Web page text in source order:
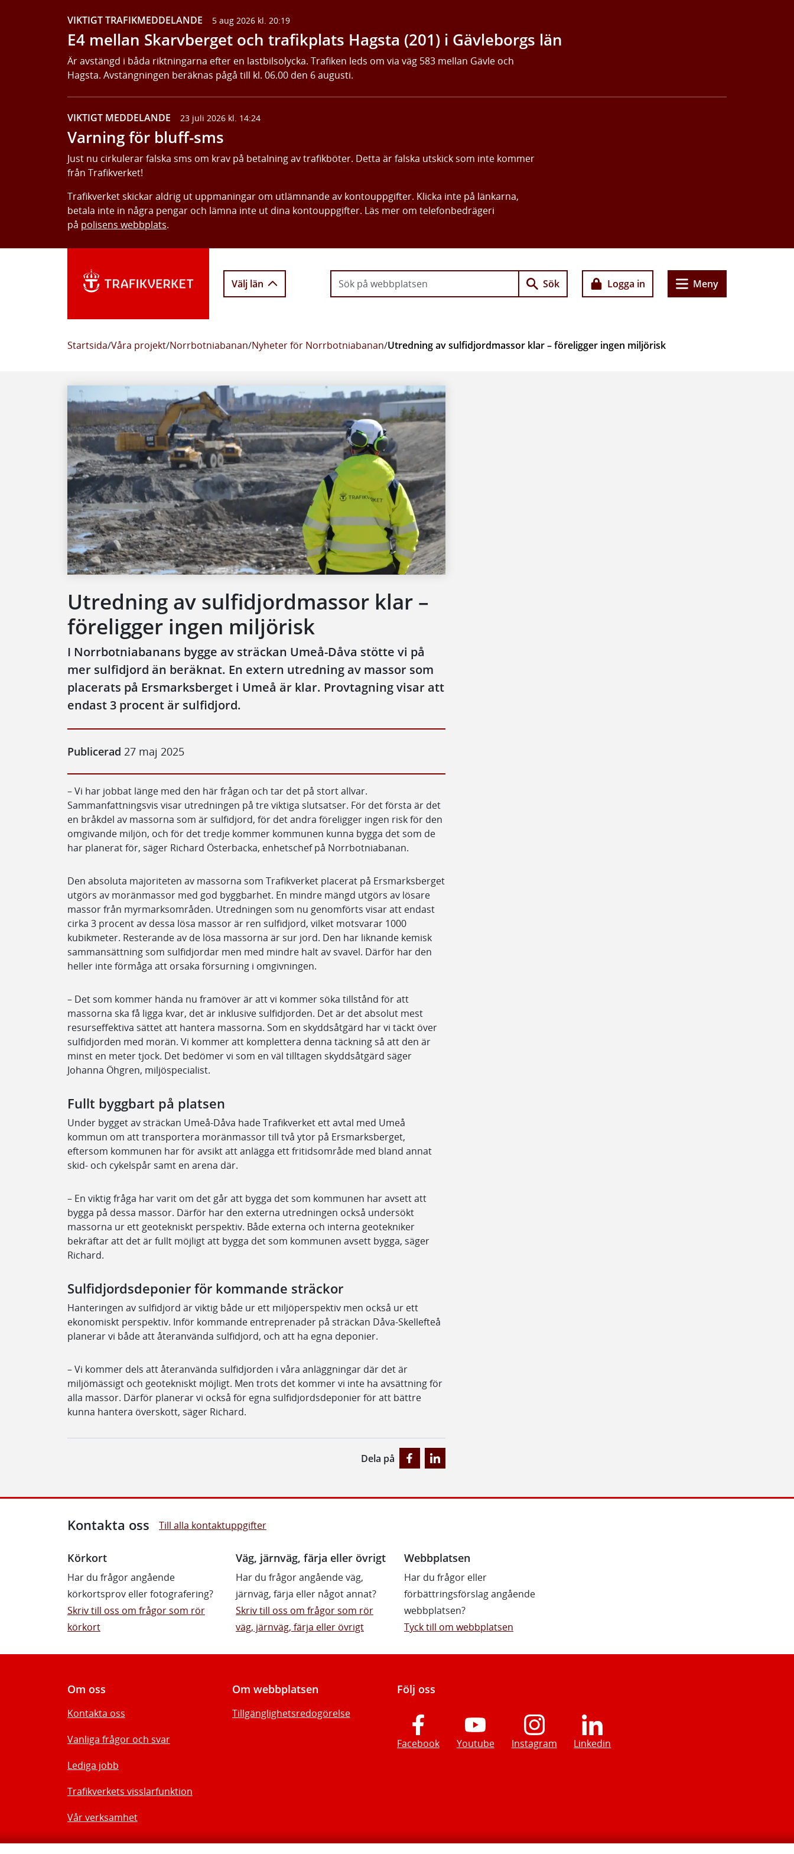
VIKTIGT TRAFIKMEDDELANDE 5 aug 2026 kl. 20:19
E4 mellan Skarvberget och trafikplats Hagsta (201) i Gävleborgs län
Är avstängd i båda riktningarna efter en lastbilsolycka. Trafiken leds om via väg 583 mellan Gävle och
Hagsta. Avstängningen beräknas pågå till kl. 06.00 den 6 augusti.
VIKTIGT MEDDELANDE 23 juli 2026 kl. 14:24
Varning för bluff-sms
Just nu cirkulerar falska sms om krav på betalning av trafikböter. Detta är falska utskick som inte kommer
från Trafikverket!
Trafikverket skickar aldrig ut uppmaningar om utlämnande av kontouppgifter. Klicka inte på länkarna,
betala inte in några pengar och lämna inte ut dina kontouppgifter. Läs mer om telefonbedrägeri
på polisens webbplats.
Välj län Sök Logga in Meny
Startsida/Våra projekt/Norrbotniabanan/Nyheter för Norrbotniabanan/Utredning av sulfidjordmassor klar – föreligger ingen miljörisk
Utredning av sulfidjordmassor klar –
föreligger ingen miljörisk
I Norrbotniabanans bygge av sträckan Umeå-Dåva stötte vi på
mer sulfidjord än beräknat. En extern utredning av massor som
placerats på Ersmarksberget i Umeå är klar. Provtagning visar att
endast 3 procent är sulfidjord.
Publicerad 27 maj 2025
– Vi har jobbat länge med den här frågan och tar det på stort allvar.
Sammanfattningsvis visar utredningen på tre viktiga slutsatser. För det första är det
en bråkdel av massorna som är sulfidjord, för det andra föreligger ingen risk för den
omgivande miljön, och för det tredje kommer kommunen kunna bygga det som de
har planerat för, säger Richard Österbacka, enhetschef på Norrbotniabanan.
Den absoluta majoriteten av massorna som Trafikverket placerat på Ersmarksberget
utgörs av moränmassor med god byggbarhet. En mindre mängd utgörs av lösare
massor från myrmarksområden. Utredningen som nu genomförts visar att endast
cirka 3 procent av dessa lösa massor är ren sulfidjord, vilket motsvarar 1000
kubikmeter. Resterande av de lösa massorna är sur jord. Den har liknande kemisk
sammansättning som sulfidjordar men med mindre halt av svavel. Därför har den
heller inte förmåga att orsaka försurning i omgivningen.
– Det som kommer hända nu framöver är att vi kommer söka tillstånd för att
massorna ska få ligga kvar, det är inklusive sulfidjorden. Det är det absolut mest
resurseffektiva sättet att hantera massorna. Som en skyddsåtgärd har vi täckt över
sulfidjorden med morän. Vi kommer att komplettera denna täckning så att den är
minst en meter tjock. Det bedömer vi som en väl tilltagen skyddsåtgärd säger
Johanna Öhgren, miljöspecialist.
Fullt byggbart på platsen
Under bygget av sträckan Umeå-Dåva hade Trafikverket ett avtal med Umeå
kommun om att transportera moränmassor till två ytor på Ersmarksberget,
eftersom kommunen har för avsikt att anlägga ett fritidsområde med bland annat
skid- och cykelspår samt en arena där.
– En viktig fråga har varit om det går att bygga det som kommunen har avsett att
bygga på dessa massor. Därför har den externa utredningen också undersökt
massorna ur ett geotekniskt perspektiv. Både externa och interna geotekniker
bekräftar att det är fullt möjligt att bygga det som kommunen avsett bygga, säger
Richard.
Sulfidjordsdeponier för kommande sträckor
Hanteringen av sulfidjord är viktig både ur ett miljöperspektiv men också ur ett
ekonomiskt perspektiv. Inför kommande entreprenader på sträckan Dåva-Skellefteå
planerar vi både att återanvända sulfidjord, och att ha egna deponier.
– Vi kommer dels att återanvända sulfidjorden i våra anläggningar där det är
miljömässigt och geotekniskt möjligt. Men trots det kommer vi inte ha avsättning för
alla massor. Därför planerar vi också för egna sulfidjordsdeponier för att bättre
kunna hantera överskott, säger Richard.
Dela på
Kontakta oss Till alla kontaktuppgifter
Körkort
Har du frågor angående
körkortsprov eller fotografering?
Skriv till oss om frågor som rör
körkort
Väg, järnväg, färja eller övrigt
Har du frågor angående väg,
järnväg, färja eller något annat?
Skriv till oss om frågor som rör
väg, järnväg, färja eller övrigt
Webbplatsen
Har du frågor eller
förbättringsförslag angående
webbplatsen?
Tyck till om webbplatsen
Om oss
Kontakta oss
Vanliga frågor och svar
Lediga jobb
Trafikverkets visslarfunktion
Vår verksamhet
Om webbplatsen
Tillgänglighetsredogörelse
Följ oss
Facebook Youtube Instagram Linkedin